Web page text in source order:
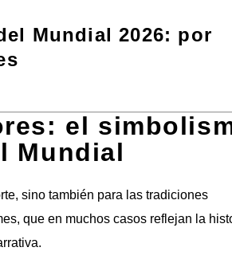
Mundial 2026: por
el
Mundial
sino también para las tradiciones
que en muchos casos reflejan la